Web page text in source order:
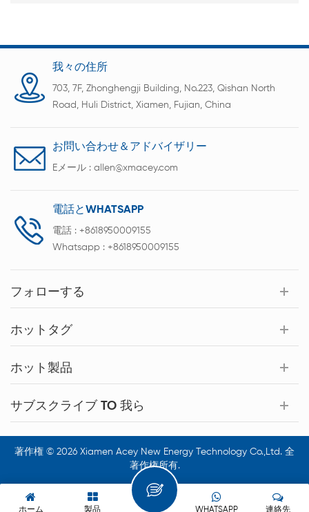
我々の住所
703, 7F, Zhonghengji Building, No.223, Qishan North
Road, Huli District, Xiamen, Fujian, China
お問い合わせ＆アドバイザリー
Eメール : allen@xmacey.com
電話とWHATSAPP
電話 : +8618950009155
Whatsapp : +8618950009155
フォローする
ホットタグ
ホット製品
サブスクライブ TO 我ら
著作権 © 2026 Xiamen Acey New Energy Technology Co.,Ltd. 全
著作権所有.
ホーム 製品 連絡先
WHATSAPP